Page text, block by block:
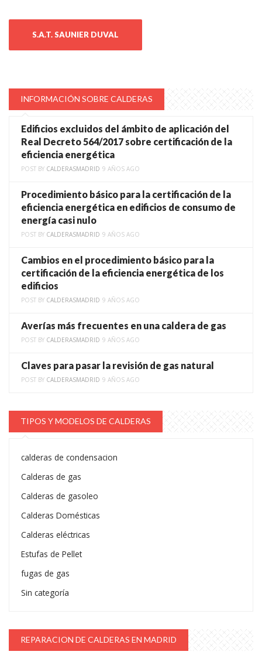
S.A.T. SAUNIER DUVAL
INFORMACIÓN SOBRE CALDERAS
Edificios excluidos del ámbito de aplicación del
Real Decreto 564/2017 sobre certificación de la
eficiencia energética
POST BY CALDERASMADRID 9 AÑOS AGO
Procedimiento básico para la certificación de la
eficiencia energética en edificios de consumo de
energía casi nulo
POST BY CALDERASMADRID 9 AÑOS AGO
Cambios en el procedimiento básico para la
certificación de la eficiencia energética de los
edificios
POST BY CALDERASMADRID 9 AÑOS AGO
Averías más frecuentes en una caldera de gas
POST BY CALDERASMADRID 9 AÑOS AGO
Claves para pasar la revisión de gas natural
POST BY CALDERASMADRID 9 AÑOS AGO
TIPOS Y MODELOS DE CALDERAS
calderas de condensacion
Calderas de gas
Calderas de gasoleo
Calderas Domésticas
Calderas eléctricas
Estufas de Pellet
fugas de gas
Sin categoría
REPARACION DE CALDERAS EN MADRID